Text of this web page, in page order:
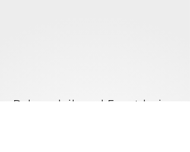
&
&
Dekoverleih und Eventdesign